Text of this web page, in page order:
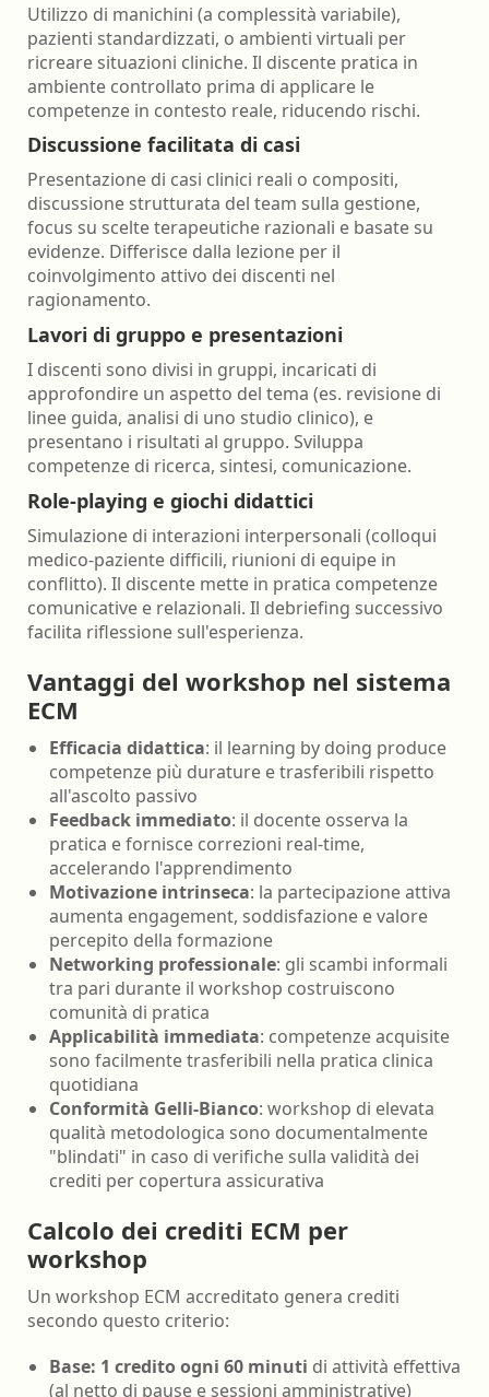
Utilizzo di manichini (a complessità variabile),
pazienti standardizzati, o ambienti virtuali per
ricreare situazioni cliniche. Il discente pratica in
ambiente controllato prima di applicare le
competenze in contesto reale, riducendo rischi.
Discussione facilitata di casi
Presentazione di casi clinici reali o compositi,
discussione strutturata del team sulla gestione,
focus su scelte terapeutiche razionali e basate su
evidenze. Differisce dalla lezione per il
coinvolgimento attivo dei discenti nel
ragionamento.
Lavori di gruppo e presentazioni
I discenti sono divisi in gruppi, incaricati di
approfondire un aspetto del tema (es. revisione di
linee guida, analisi di uno studio clinico), e
presentano i risultati al gruppo. Sviluppa
competenze di ricerca, sintesi, comunicazione.
Role-playing e giochi didattici
Simulazione di interazioni interpersonali (colloqui
medico-paziente difficili, riunioni di equipe in
conflitto). Il discente mette in pratica competenze
comunicative e relazionali. Il debriefing successivo
facilita riflessione sull'esperienza.
Vantaggi del workshop nel sistema
ECM
Efficacia didattica: il learning by doing produce
competenze più durature e trasferibili rispetto
all'ascolto passivo
Feedback immediato: il docente osserva la
pratica e fornisce correzioni real-time,
accelerando l'apprendimento
Motivazione intrinseca: la partecipazione attiva
aumenta engagement, soddisfazione e valore
percepito della formazione
Networking professionale: gli scambi informali
tra pari durante il workshop costruiscono
comunità di pratica
Applicabilità immediata: competenze acquisite
sono facilmente trasferibili nella pratica clinica
quotidiana
Conformità Gelli-Bianco: workshop di elevata
qualità metodologica sono documentalmente
"blindati" in caso di verifiche sulla validità dei
crediti per copertura assicurativa
Calcolo dei crediti ECM per
workshop
Un workshop ECM accreditato genera crediti
secondo questo criterio:
Base: 1 credito ogni 60 minuti di attività effettiva
(al netto di pause e sessioni amministrative)